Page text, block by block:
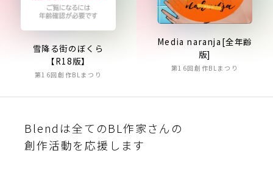
雪降る街のぼくら
【R18版】
第16回創作BLまつり
Media naranja[全年齢
版]
第16回創作BLまつり
Blendは全てのBL作家さんの
創作活動を応援します